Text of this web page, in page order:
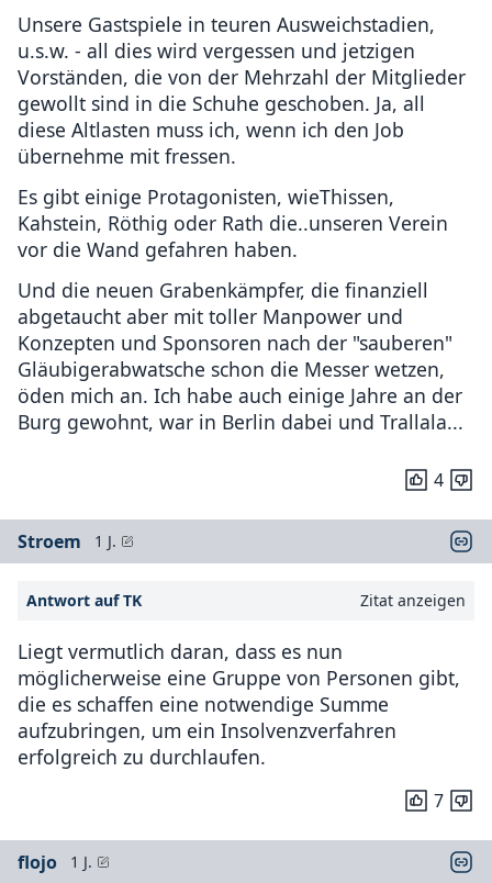
Unsere Gastspiele in teuren Ausweichstadien,
u.s.w. - all dies wird vergessen und jetzigen
Vorständen, die von der Mehrzahl der Mitglieder
gewollt sind in die Schuhe geschoben. Ja, all
diese Altlasten muss ich, wenn ich den Job
übernehme mit fressen.
Es gibt einige Protagonisten, wieThissen,
Kahstein, Röthig oder Rath die..unseren Verein
vor die Wand gefahren haben.
Und die neuen Grabenkämpfer, die finanziell
abgetaucht aber mit toller Manpower und
Konzepten und Sponsoren nach der "sauberen"
Gläubigerabwatsche schon die Messer wetzen,
öden mich an. Ich habe auch einige Jahre an der
Burg gewohnt, war in Berlin dabei und Trallala...
4
Stroem 1 J.
Antwort auf TK Zitat anzeigen
Liegt vermutlich daran, dass es nun
möglicherweise eine Gruppe von Personen gibt,
die es schaffen eine notwendige Summe
aufzubringen, um ein Insolvenzverfahren
erfolgreich zu durchlaufen.
7
flojo 1 J.